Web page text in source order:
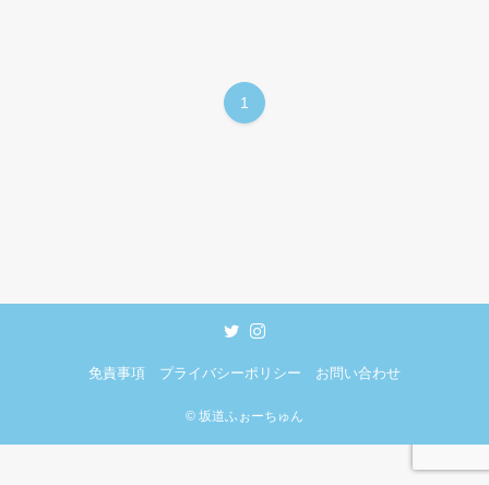
1
免責事項 プライバシーポリシー お問い合わせ
© 坂道ふぉーちゅん